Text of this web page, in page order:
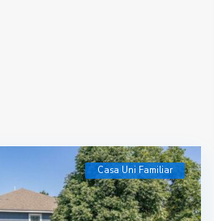
Casa Uni Familiar